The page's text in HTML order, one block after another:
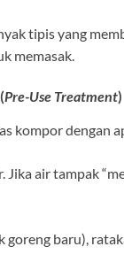
tipis yang
memasak.
Pre-Use Treatment)
kompor dengan
Jika air tampak
baru),